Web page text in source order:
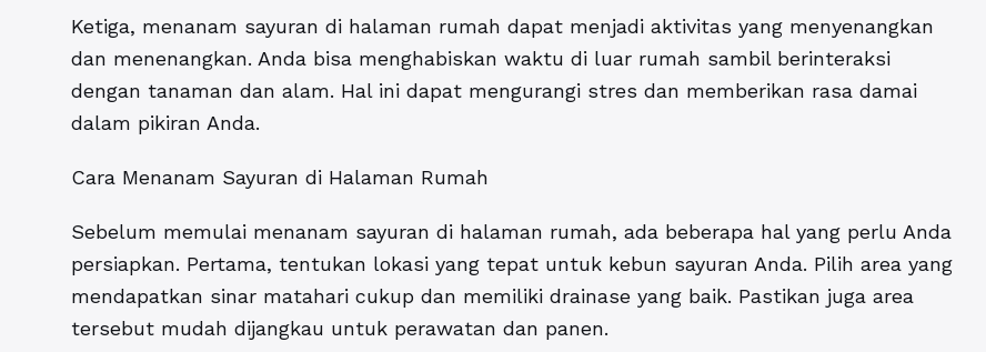
Ketiga, menanam sayuran di halaman rumah dapat menjadi aktivitas yang menyenangkan
dan menenangkan. Anda bisa menghabiskan waktu di luar rumah sambil berinteraksi
dengan tanaman dan alam. Hal ini dapat mengurangi stres dan memberikan rasa damai
dalam pikiran Anda.
Cara Menanam Sayuran di Halaman Rumah
Sebelum memulai menanam sayuran di halaman rumah, ada beberapa hal yang perlu Anda
persiapkan. Pertama, tentukan lokasi yang tepat untuk kebun sayuran Anda. Pilih area yang
mendapatkan sinar matahari cukup dan memiliki drainase yang baik. Pastikan juga area
tersebut mudah dijangkau untuk perawatan dan panen.